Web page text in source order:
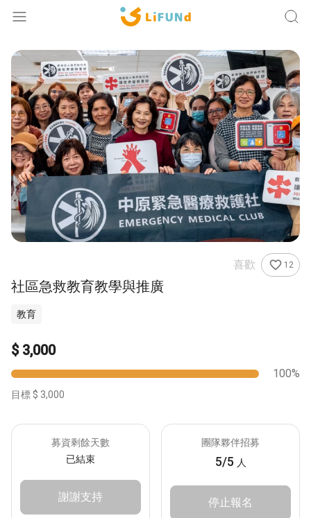
升等人生經驗 凝聚社會力量
登入 註冊
探索活動
企業合作
關於我們
升等人生經驗 凝聚社會力量
喜歡 favorite_border 12
社區急救教育教學與推廣
教育
$ 3,000
100%
目標 $ 3,000
募資剩餘天數
已結束
謝謝支持
團隊夥伴招募
5/5 人
停止報名